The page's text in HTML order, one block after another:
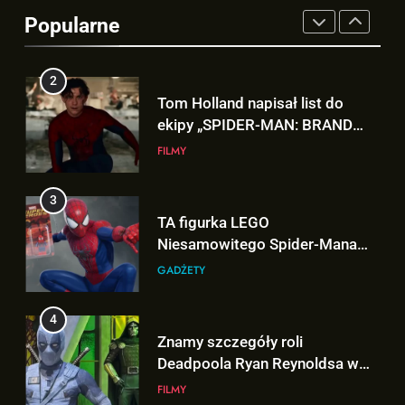
Popularne
ekipy „SPIDER-MAN: BRAND
NEW DAY” i… potwierdził swój
powrót!
3
TA figurka LEGO
Niesamowitego Spider-Mana
jest warta tysiące dolarów!
GADŻETY
4
Znamy szczegóły roli
Deadpoola Ryan Reynoldsa w
„AVENGERS: DOOMSDAY”!
FILMY
5
„DUŻE DZIECI 3” OFICJALNIE w
produkcji Netflixa!
FILMY